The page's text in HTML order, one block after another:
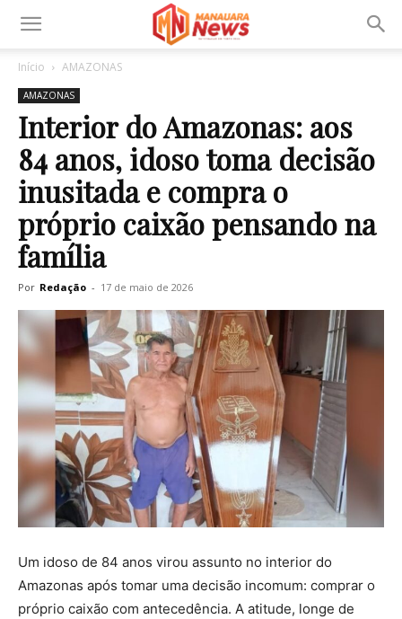
Início AMAZONAS
AMAZONAS
Interior do Amazonas: aos
84 anos, idoso toma decisão
inusitada e compra o
próprio caixão pensando na
família
Por Redação - 17 de maio de 2026
Um idoso de 84 anos virou assunto no interior do
Amazonas após tomar uma decisão incomum: comprar o
próprio caixão com antecedência. A atitude, longe de